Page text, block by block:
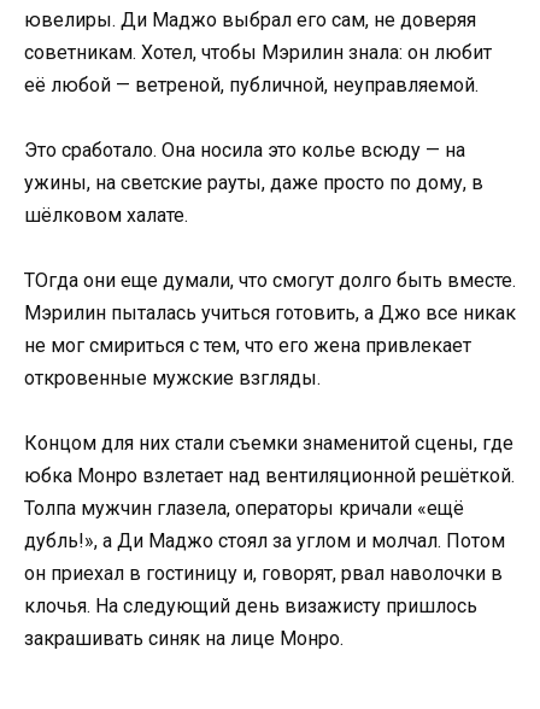
ювелиры. Ди Маджо выбрал его сам, не доверяя
советникам. Хотел, чтобы Мэрилин знала: он любит
её любой — ветреной, публичной, неуправляемой.
Это сработало. Она носила это колье всюду — на
ужины, на светские рауты, даже просто по дому, в
шёлковом халате.
ТОгда они еще думали, что смогут долго быть вместе.
Мэрилин пыталась учиться готовить, а Джо все никак
не мог смириться с тем, что его жена привлекает
откровенные мужские взгляды.
Концом для них стали съемки знаменитой сцены, где
юбка Монро взлетает над вентиляционной решёткой.
Толпа мужчин глазела, операторы кричали «ещё
дубль!», а Ди Маджо стоял за углом и молчал. Потом
он приехал в гостиницу и, говорят, рвал наволочки в
клочья. На следующий день визажисту пришлось
закрашивать синяк на лице Монро.